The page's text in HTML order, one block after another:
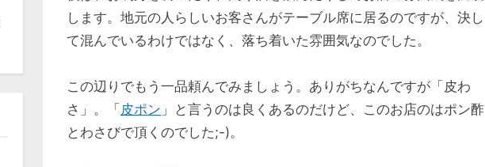
します。地元の人らしいお客さんがテーブル席に居るのですが、決し
て混んでいるわけではなく、落ち着いた雰囲気なのでした。
この辺りでもう一品頼んでみましょう。ありがちなんですが「皮わ
さ」。「 皮ポン 」と言うのは良くあるのだけど、このお店のはポン酢
とわさびで頂くのでした;-)。